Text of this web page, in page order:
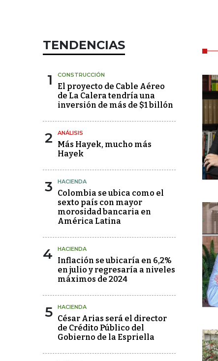
TENDENCIAS
1 CONSTRUCCIÓN
El proyecto de Cable Aéreo
de La Calera tendría una
inversión de más de $1 billón
2 ANÁLISIS
Más Hayek, mucho más
Hayek
3 HACIENDA
Colombia se ubica como el
sexto país con mayor
morosidad bancaria en
América Latina
4 HACIENDA
Inflación se ubicaría en 6,2%
en julio y regresaría a niveles
máximos de 2024
5 HACIENDA
César Arias será el director
de Crédito Público del
Gobierno de la Espriella